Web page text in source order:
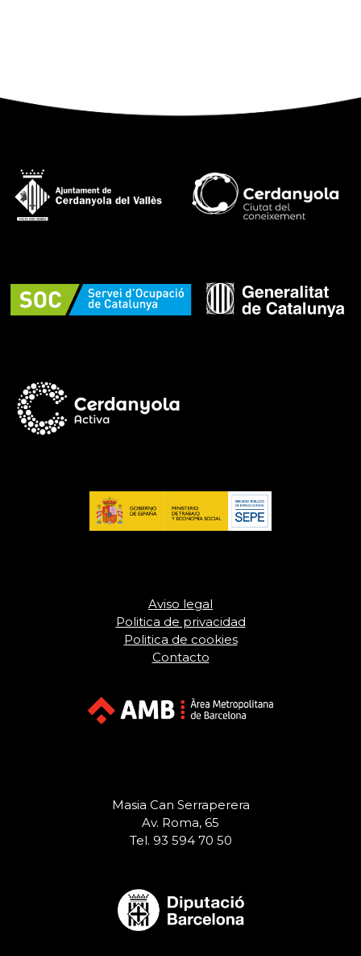
Aviso legal
Politica de privacidad
Politica de cookies
Contacto
Masia Can Serraperera
Av. Roma, 65
Tel. 93 594 70 50